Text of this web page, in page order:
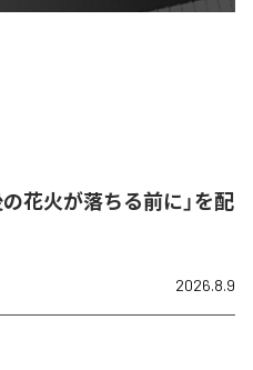
花火が落ちる前に」を配
2026.8.9